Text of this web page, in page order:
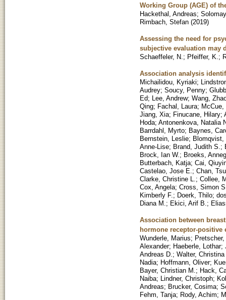
Working Group (AGE) of
Hackethal, Andreas;
Rimbach, Stefan (2019)
Assessing the need for
subjective evaluation may
Schaeffeler, N. ; Pfeiffer, K. ;
Association analysis
Michailidou, Kyriaki;
Audrey; Soucy, Penny;
Ed; Lee, Andrew; Wang,
Qing; Fachal, Laura; McCue,
Jiang, Xia; Finucane, Hilary;
Hoda; Antonenkova, Natalia
Barrdahl, Myrto; Baynes,
Bernstein, Leslie; Blomqvist,
Anne-Lise; Brand, Judith S. ;
Brock, Ian W. ; Broeks,
Butterbach, Katja; Cai,
Castelao, Jose E. ; Chan,
Clarke, Christine L. ; Collee,
Cox, Angela; Cross, Simon
Kimberly F. ; Doerk, Thilo;
Diana M. ; Ekici, Arif B. ;
Association between
hormone receptor-positive
Wunderle, Marius;
Alexander; Haeberle, Lothar;
Andreas D. ; Walter,
Nadia; Hoffmann, Oliver;
Bayer, Christian M. ; Hack,
Naiba; Lindner, Christoph;
Andreas; Brucker, Cosima;
Fehm, Tanja; Rody, Achim;